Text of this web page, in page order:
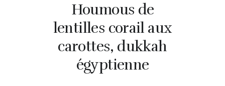
Houmous de
lentilles corail aux
carottes, dukkah
égyptienne